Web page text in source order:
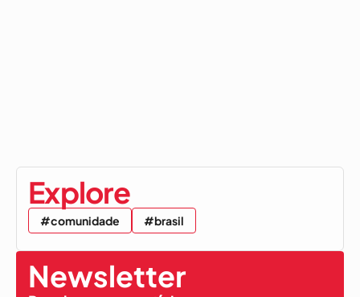
Explore
#comunidade #brasil
Newsletter